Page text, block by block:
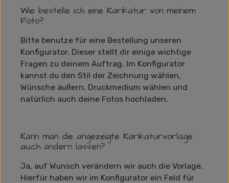
Wie bestelle ich eine Karikatur von meinem
Foto?
Bitte benutze für eine Bestellung unseren
Konfigurator. Dieser stellt dir einige wichtige
Fragen zu deinem Auftrag. Im Konfigurator
kannst du den Stil der Zeichnung wählen,
Wünsche äußern, Druckmedium wählen und
natürlich auch deine Fotos hochladen.
Kann man die angezeigte Karikaturvorlage
auch ändern lassen?
Ja, auf Wunsch verändern wir auch die Vorlage.
Hierfür haben wir im Konfigurator ein Feld für